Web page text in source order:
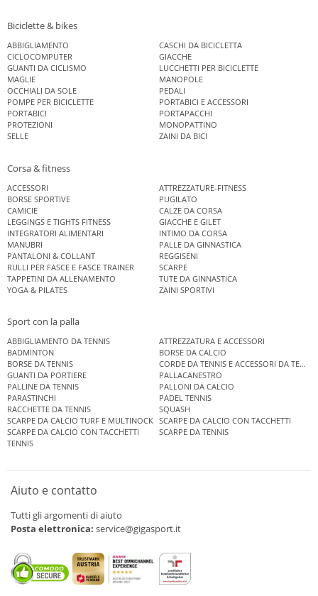
Biciclette & bikes
ABBIGLIAMENTO
CASCHI DA BICICLETTA
CICLOCOMPUTER
GIACCHE
GUANTI DA CICLISMO
LUCCHETTI PER BICICLETTE
MAGLIE
MANOPOLE
OCCHIALI DA SOLE
PEDALI
POMPE PER BICICLETTE
PORTABICI E ACCESSORI
PORTABICI
PORTAPACCHI
PROTEZIONI
MONOPATTINO
SELLE
ZAINI DA BICI
Corsa & fitness
ACCESSORI
ATTREZZATURE-FITNESS
BORSE SPORTIVE
PUGILATO
CAMICIE
CALZE DA CORSA
LEGGINGS E TIGHTS FITNESS
GIACCHE E GILET
INTEGRATORI ALIMENTARI
INTIMO DA CORSA
MANUBRI
PALLE DA GINNASTICA
PANTALONI & COLLANT
REGGISENI
RULLI PER FASCE E FASCE TRAINER
SCARPE
TAPPETINI DA ALLENAMENTO
TUTE DA GINNASTICA
YOGA & PILATES
ZAINI SPORTIVI
Sport con la palla
ABBIGLIAMENTO DA TENNIS
ATTREZZATURA E ACCESSORI
BADMINTON
BORSE DA CALCIO
BORSE DA TENNIS
CORDE DA TENNIS E ACCESSORI DA TENNIS
GUANTI DA PORTIERE
PALLACANESTRO
PALLINE DA TENNIS
PALLONI DA CALCIO
PARASTINCHI
PADEL TENNIS
RACCHETTE DA TENNIS
SQUASH
SCARPE DA CALCIO TURF E MULTINOCK SCARPE DA CALCIO CON TACCHETTI
SCARPE DA CALCIO CON TACCHETTI
SCARPE DA TENNIS
TENNIS
Aiuto e contatto
Tutti gli argomenti di aiuto
Posta elettronica: service@gigasport.it